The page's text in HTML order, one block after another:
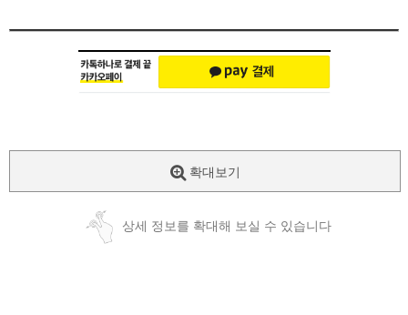
확대보기
상세 정보를 확대해 보실 수 있습니다